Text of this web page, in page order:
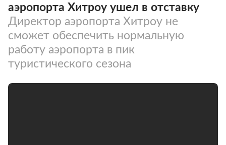
аэропорта Хитроу ушел в отставку
Директор аэропорта Хитроу не
сможет обеспечить нормальную
работу аэропорта в пик
туристического сезона